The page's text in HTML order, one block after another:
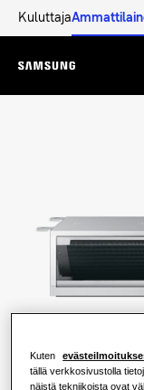
Kuluttaja
Menu
Tuotteet
RATKAISUJA
Lue lisää
Mikä
Kuten
tällä verkkosivustolla
näistä tekniikoista ovat